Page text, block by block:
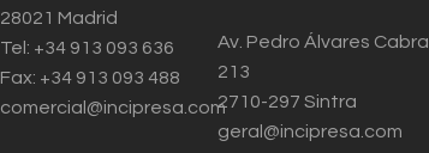
28021 Madrid
Tel: +34 913 093 636
Fax: +34 913 093 488
comercial@incipresa.com
Av. Pedro Álvares Cabral,
213
2710-297 Sintra
geral@incipresa.com